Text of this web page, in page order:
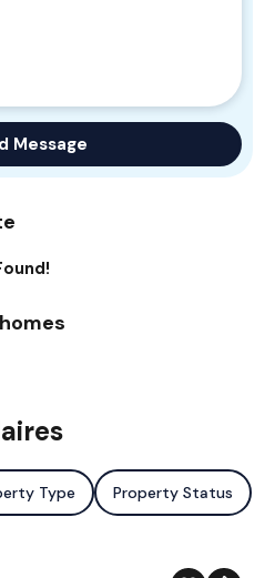
Message
Type Property Status